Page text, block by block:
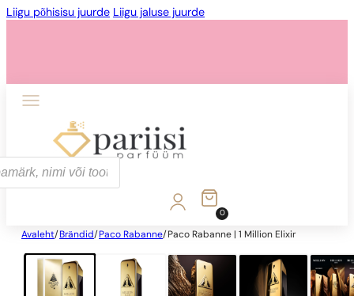
Liigu põhisisu juurde Liigu jaluse juurde
0
Avaleht/ Brändid/ Paco Rabanne/ Paco Rabanne | 1 Million Elixir